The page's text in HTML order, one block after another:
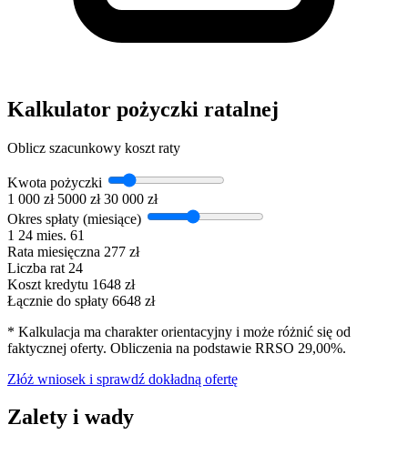
Kalkulator pożyczki ratalnej
Oblicz szacunkowy koszt raty
Kwota pożyczki
1 000 zł 5000 zł 30 000 zł
Okres spłaty (miesiące)
1 24 mies. 61
Rata miesięczna 277 zł
Liczba rat 24
Koszt kredytu 1648 zł
Łącznie do spłaty 6648 zł
* Kalkulacja ma charakter orientacyjny i może różnić się od
faktycznej oferty. Obliczenia na podstawie RRSO 29,00%.
Złóż wniosek i sprawdź dokładną ofertę
Zalety i wady